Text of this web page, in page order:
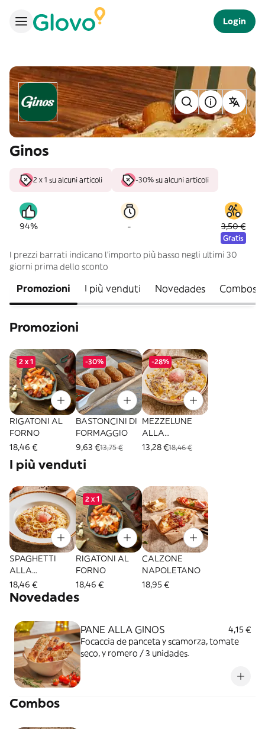
Login
Ginos
2 x 1 su alcuni articoli -30% su alcuni articoli
94% - 3,50 €
Gratis
I prezzi barrati indicano l’importo più basso negli ultimi 30
giorni prima dello sconto
Promozioni I più venduti Novedades Combos
Promozioni
2 x 1
RIGATONI AL
FORNO
18,46 €
-30%
BASTONCINI DI
FORMAGGIO
9,63 €13,75 €
-28%
MEZZELUNE
ALLA
CARBONARA
13,28 €18,46 €
I più venduti
SPAGHETTI
ALLA
CARBONARA
DE AQUÍ
18,46 €
2 x 1
RIGATONI AL
FORNO
18,46 €
CALZONE
NAPOLETANO
18,95 €
Novedades
PANE ALLA GINOS
4,15 €
Focaccia de panceta y scamorza, tomate
seco, y romero / 3 unidades.
Combos